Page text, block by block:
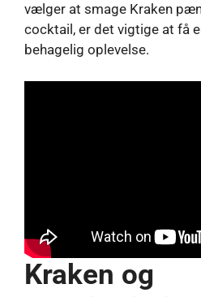
vælger at smage Kraken
cocktail, er det vigtige at få
behagelig oplevelse.
Kraken og